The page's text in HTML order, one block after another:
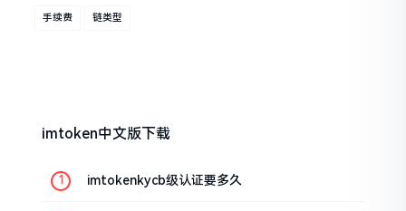
手续费 链类型
imtoken中文版下载
imtokenkycb级认证要多久